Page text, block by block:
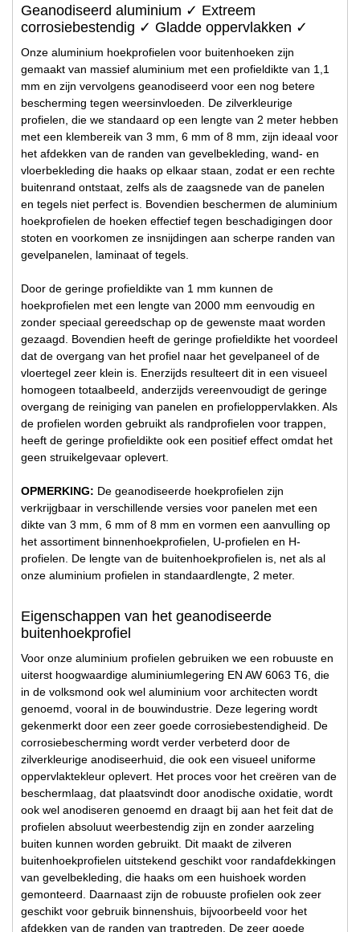
Geanodiseerd aluminium ✓ Extreem
corrosiebestendig ✓ Gladde oppervlakken ✓
Onze aluminium hoekprofielen voor buitenhoeken zijn
gemaakt van massief aluminium met een profieldikte van 1,1
mm en zijn vervolgens geanodiseerd voor een nog betere
bescherming tegen weersinvloeden. De zilverkleurige
profielen, die we standaard op een lengte van 2 meter hebben
met een klembereik van 3 mm, 6 mm of 8 mm, zijn ideaal voor
het afdekken van de randen van gevelbekleding, wand- en
vloerbekleding die haaks op elkaar staan, zodat er een rechte
buitenrand ontstaat, zelfs als de zaagsnede van de panelen
en tegels niet perfect is. Bovendien beschermen de aluminium
hoekprofielen de hoeken effectief tegen beschadigingen door
stoten en voorkomen ze insnijdingen aan scherpe randen van
gevelpanelen, laminaat of tegels.
Door de geringe profieldikte van 1 mm kunnen de
hoekprofielen met een lengte van 2000 mm eenvoudig en
zonder speciaal gereedschap op de gewenste maat worden
gezaagd. Bovendien heeft de geringe profieldikte het voordeel
dat de overgang van het profiel naar het gevelpaneel of de
vloertegel zeer klein is. Enerzijds resulteert dit in een visueel
homogeen totaalbeeld, anderzijds vereenvoudigt de geringe
overgang de reiniging van panelen en profieloppervlakken. Als
de profielen worden gebruikt als randprofielen voor trappen,
heeft de geringe profieldikte ook een positief effect omdat het
geen struikelgevaar oplevert.
OPMERKING: De geanodiseerde hoekprofielen zijn
verkrijgbaar in verschillende versies voor panelen met een
dikte van 3 mm, 6 mm of 8 mm en vormen een aanvulling op
het assortiment binnenhoekprofielen, U-profielen en H-
profielen. De lengte van de buitenhoekprofielen is, net als al
onze aluminium profielen in standaardlengte, 2 meter.
Eigenschappen van het geanodiseerde
buitenhoekprofiel
Voor onze aluminium profielen gebruiken we een robuuste en
uiterst hoogwaardige aluminiumlegering EN AW 6063 T6, die
in de volksmond ook wel aluminium voor architecten wordt
genoemd, vooral in de bouwindustrie. Deze legering wordt
gekenmerkt door een zeer goede corrosiebestendigheid. De
corrosiebescherming wordt verder verbeterd door de
zilverkleurige anodiseerhuid, die ook een visueel uniforme
oppervlaktekleur oplevert. Het proces voor het creëren van de
beschermlaag, dat plaatsvindt door anodische oxidatie, wordt
ook wel anodiseren genoemd en draagt bij aan het feit dat de
profielen absoluut weerbestendig zijn en zonder aarzeling
buiten kunnen worden gebruikt. Dit maakt de zilveren
buitenhoekprofielen uitstekend geschikt voor randafdekkingen
van gevelbekleding, die haaks om een huishoek worden
gemonteerd. Daarnaast zijn de robuuste profielen ook zeer
geschikt voor gebruik binnenshuis, bijvoorbeeld voor het
afdekken van de randen van traptreden. De zeer goede